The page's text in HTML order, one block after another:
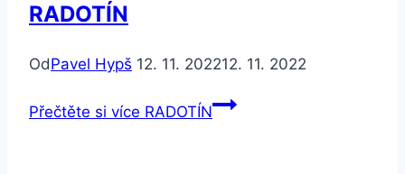
RADOTÍN
OdPavel Hypš 12. 11. 202212. 11. 2022
Přečtěte si více RADOTÍN